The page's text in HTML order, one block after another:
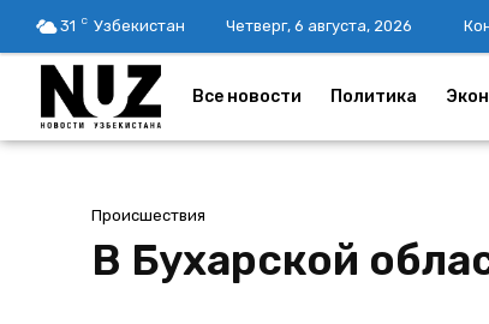
31 C Узбекистан Четверг, 6 августа, 2026
Все новости Политика
Происшествия
В Бухарской